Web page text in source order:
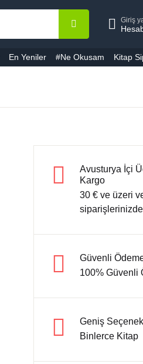
Giriş
En Yeniler #Ne Okusam Kitap
Avusturya İçi
Kargo
30 € ve üzeri
siparişlerinizde
Güvenli
100% Güvenli
Geniş Seçenek
Binlerce Kitap